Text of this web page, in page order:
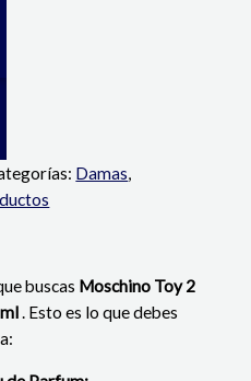
Damas,
buscas Moschino Toy 2
. Esto es lo que debes